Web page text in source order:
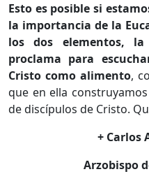
Esto es posible si
la importancia de la
los dos elementos,
proclama para
Cristo como alimento,
que en ella
de discípulos de Cristo.
+ Carlos
Arzobispo